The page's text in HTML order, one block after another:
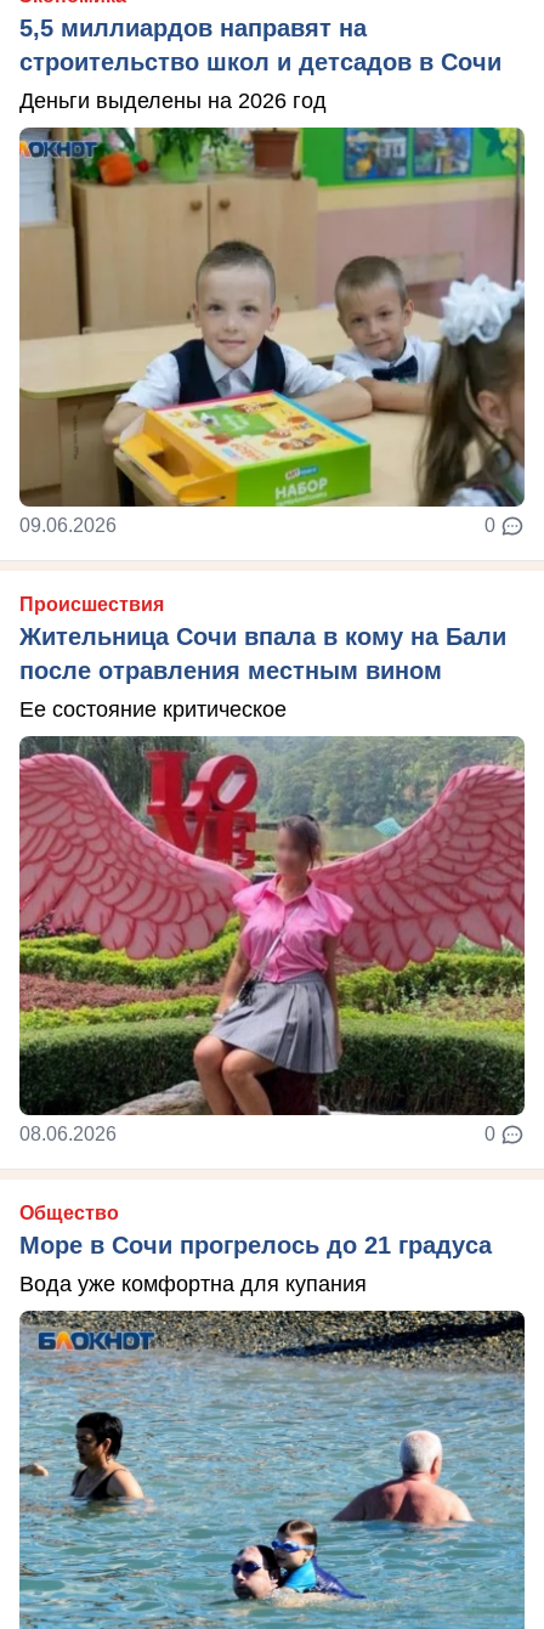
5,5 миллиардов направят на
строительство школ и детсадов в Сочи
Деньги выделены на 2026 год
09.06.2026 0
Происшествия
Жительница Сочи впала в кому на Бали
после отравления местным вином
Ее состояние критическое
08.06.2026 0
Общество
Море в Сочи прогрелось до 21 градуса
Вода уже комфортна для купания